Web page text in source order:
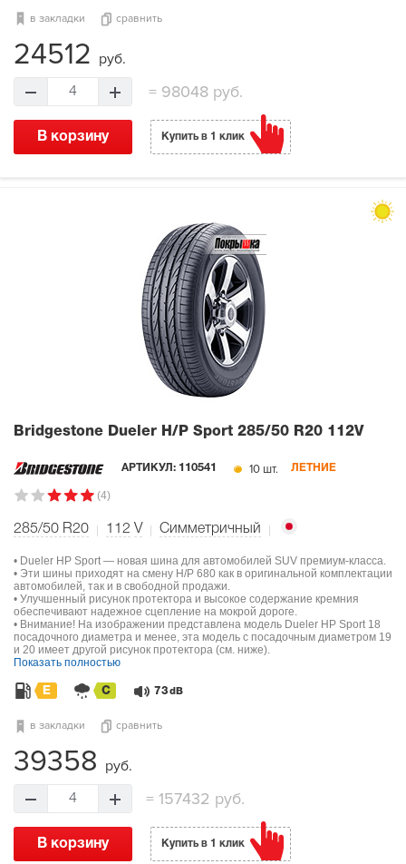
в закладки сравнить
24512 руб.
4 =98048 руб.
В корзину Купить в 1 клик
Bridgestone Dueler H/P Sport 285/50 R20 112V
АРТИКУЛ: 110541 10 шт. ЛЕТНИЕ
(4)
285/50 R20 112 V Симметричный
• Dueler HP Sport — новая шина для автомобилей SUV премиум-класса.
• Эти шины приходят на смену H/P 680 как в оригинальной комплектации
автомобилей, так и в свободной продажи.
• Улучшенный рисунок протектора и высокое содержание кремния
обеспечивают надежное сцепление на мокрой дороге.
• Внимание! На изображении представлена модель Dueler HP Sport 18
посадочного диаметра и менее, эта модель с посадочным диаметром 19
и 20 имеет другой рисунок протектора (см. ниже).
Показать полностью
E C 73 dB
в закладки сравнить
39358 руб.
4 = 157432 руб.
В корзину Купить в 1 клик